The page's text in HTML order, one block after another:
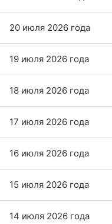
20 июля 2026 года
19 июля 2026 года
18 июля 2026 года
17 июля 2026 года
16 июля 2026 года
15 июля 2026 года
14 июля 2026 года